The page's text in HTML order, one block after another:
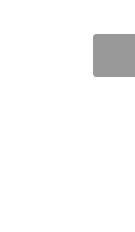
巾着・バッグなど